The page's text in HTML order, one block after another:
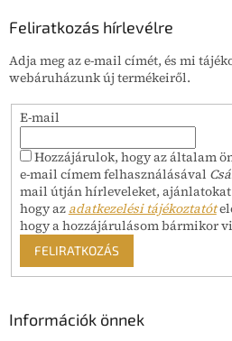
Feliratkozás hírlevélre
Adja meg az e-mail címét, és mi
webáruházunk új termékeiről.
E-mail
Hozzájárulok, hogy az általam
e-mail címem felhasználásával
mail útján hírleveleket,
hogy az adatkezelési tájékoztatót
hogy a hozzájárulásom bármikor
FELIRATKOZÁS
Információk önnek